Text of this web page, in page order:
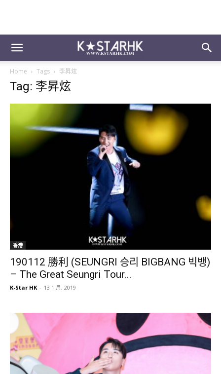
Home Tags 李昇炫
Tag: 李昇炫
香港
190112 勝利 (SEUNGRI 승리 BIGBANG 빅뱅)
– The Great Seungri Tour...
K-Star HK - 13 1 月, 2019